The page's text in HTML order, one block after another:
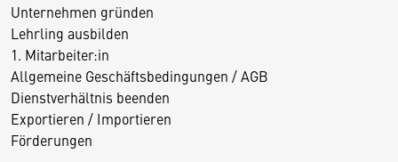
Unternehmen gründen
Lehrling ausbilden
1. Mitarbeiter:in
Allgemeine Geschäftsbedingungen / AGB
Dienstverhältnis beenden
Exportieren / Importieren
Förderungen